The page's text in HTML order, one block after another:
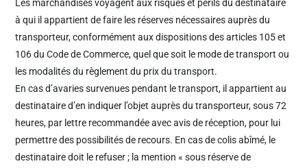
Les marchandises voyagent aux risques et périls du destinataire
à qui il appartient de faire les réserves nécessaires auprès du
transporteur, conformément aux dispositions des articles 105 et
106 du Code de Commerce, quel que soit le mode de transport ou
les modalités du règlement du prix du transport.
En cas d’avaries survenues pendant le transport, il appartient au
destinataire d’en indiquer l’objet auprès du transporteur, sous 72
heures, par lettre recommandée avec avis de réception, pour lui
permettre des possibilités de recours. En cas de colis abîmé, le
destinataire doit le refuser ; la mention « sous réserve de